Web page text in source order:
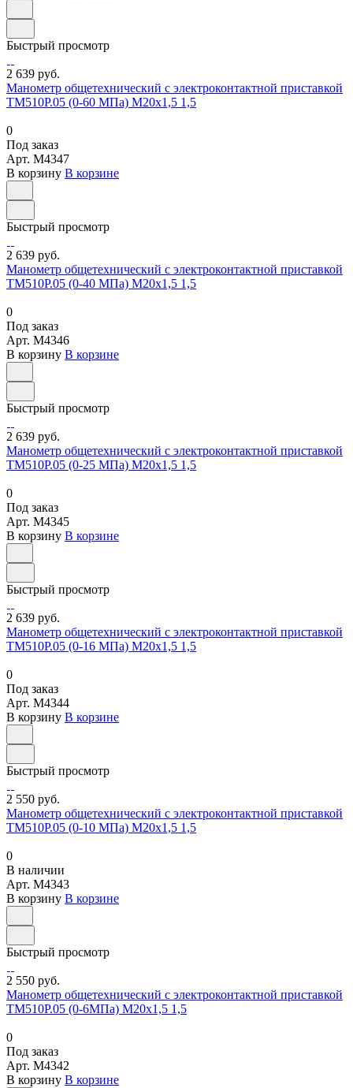
Быстрый просмотр
2 639 руб.
Манометр общетехнический с электроконтактной приставкой
ТМ510Р.05 (0-60 МПа) М20х1,5 1,5
0
Под заказ
Арт. M4347
В корзину В корзине
Быстрый просмотр
2 639 руб.
Манометр общетехнический с электроконтактной приставкой
ТМ510Р.05 (0-40 МПа) М20х1,5 1,5
0
Под заказ
Арт. M4346
В корзину В корзине
Быстрый просмотр
2 639 руб.
Манометр общетехнический с электроконтактной приставкой
ТМ510Р.05 (0-25 МПа) М20х1,5 1,5
0
Под заказ
Арт. M4345
В корзину В корзине
Быстрый просмотр
2 639 руб.
Манометр общетехнический с электроконтактной приставкой
ТМ510Р.05 (0-16 МПа) М20х1,5 1,5
0
Под заказ
Арт. M4344
В корзину В корзине
Быстрый просмотр
2 550 руб.
Манометр общетехнический с электроконтактной приставкой
ТМ510Р.05 (0-10 МПа) М20х1,5 1,5
0
В наличии
Арт. M4343
В корзину В корзине
Быстрый просмотр
2 550 руб.
Манометр общетехнический с электроконтактной приставкой
ТМ510Р.05 (0-6МПа) М20х1,5 1,5
0
Под заказ
Арт. M4342
В корзину В корзине